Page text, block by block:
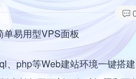
php等Web建站环境一键搭